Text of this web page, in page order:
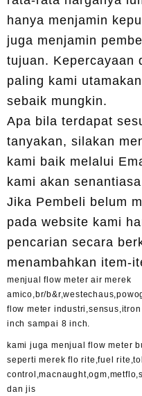
hanya menjamin
juga menjamin
tujuan. Kepercayaan
paling kami
sebaik mungkin.
Apa bila terdapat
tanyakan, silakan
kami baik melalui
kami akan
Jika Pembeli belum
pada website kami
pencarian secara
menambahkan item-
menjual flow meter air merek
amico,br/
flow meter
inch sampai 8 inch.
kami juga menjual flow meter
seperti merek flo rite,fuel
dan jis